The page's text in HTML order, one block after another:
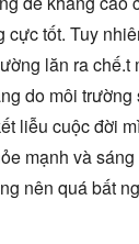
cực tốt. Tuy
lăn ra chế.t
do môi trường
liễu cuộc đời
mạnh và
nên quá bất